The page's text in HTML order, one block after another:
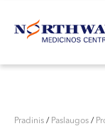
Darbo laikas
Paieška
E-Registracija
Pradinis / Paslaugos /